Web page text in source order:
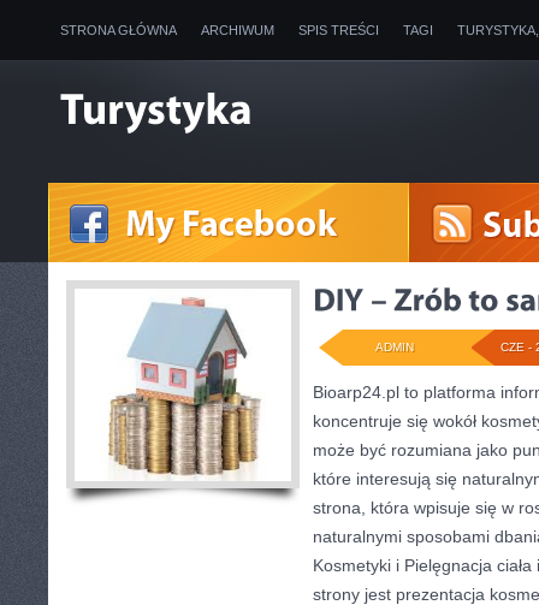
STRONA GŁÓWNA ARCHIWUM SPIS TREŚCI TAGI
CZE -
ADMIN
Bioarp24.pl to platforma
koncentruje się wokół
może być rozumiana jako
które interesują się
strona, która wpisuje się w
naturalnymi sposobami
Kosmetyki i Pielęgnacja ciała
strony jest prezentacja